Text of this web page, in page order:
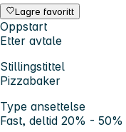
Lagre favoritt
Oppstart
Etter avtale
Stillingstittel
Pizzabaker
Type ansettelse
Fast, deltid 20% - 50%